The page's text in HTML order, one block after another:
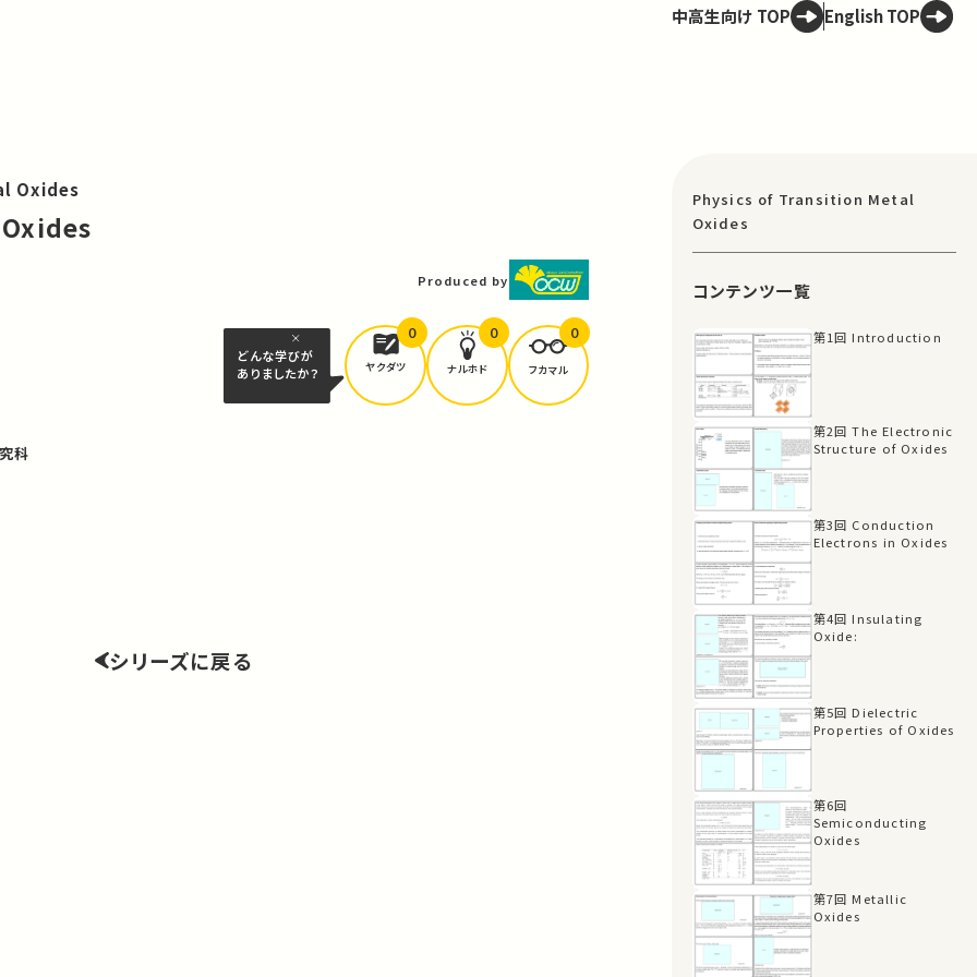
中高生向け TOP English TOP
Oxides
Produced by
どんな学びが
ありましたか？
ヤクダツ
0
ナルホド
0
フカマル
0
科
シリーズに戻る
Physics of Transition Metal
Oxides
コンテンツ一覧
第1回 Introduction
第2回 The Electronic
Structure of Oxides
第3回 Conduction
Electrons in Oxides
第4回 Insulating
Oxide:
第5回 Dielectric
Properties of Oxides
第6回
Semiconducting
Oxides
第7回 Metallic
Oxides